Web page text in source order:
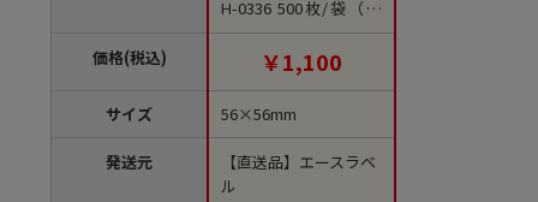
価格(税込)
サイズ
発送元
H-0336 500枚/袋（ご
注文単位1袋）【直送
￥1,100
56×56mm
【直送品】エースラベ
ル